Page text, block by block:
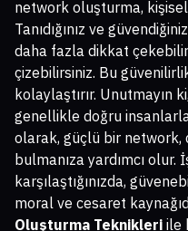
network oluşturma, kişisel
Tanıdığınız ve
daha fazla dikkat
çizebilirsiniz. Bu
kolaylaştırır. Unutmayın
genellikle doğru
olarak, güçlü bir network,
bulmanıza yardımcı olur.
karşılaştığınızda,
moral ve cesaret
Oluşturma Teknikleri ile